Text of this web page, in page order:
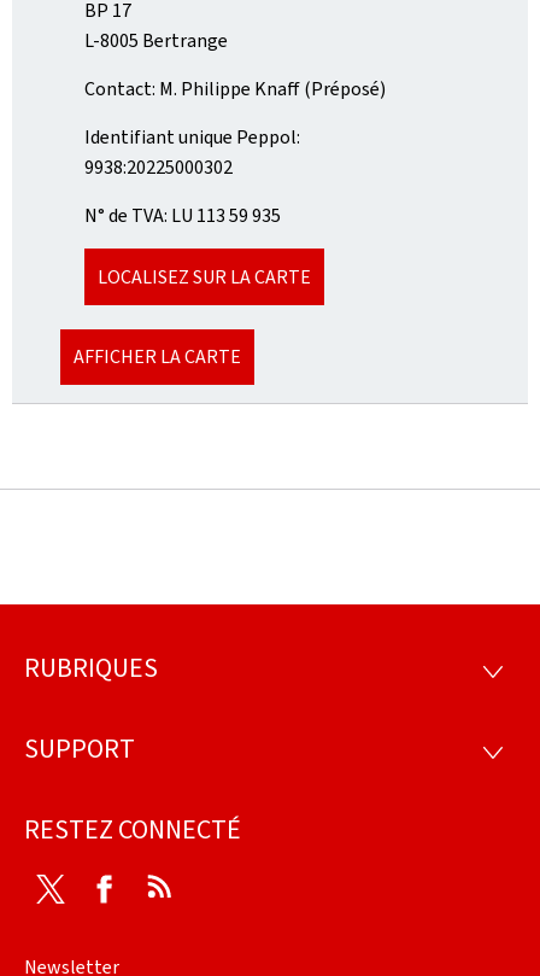
BP 17
L-8005 Bertrange
Contact: M. Philippe Knaff (Préposé)
Identifiant unique Peppol:
9938:20225000302
N° de TVA: LU 113 59 935
LOCALISEZ SUR LA CARTE
AFFICHER LA CARTE
Pied
page
RUBRIQUES
SUPPORT
RESTEZ CONNECTÉ
Twitter Facebook
Newsletter